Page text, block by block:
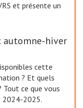
et présente un
automne-hiver
cette
? Et quels
Tout ce que vous
2024-2025.